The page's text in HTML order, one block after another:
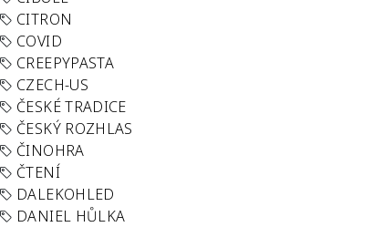
CITRON
COVID
CREEPYPASTA
CZECH-US
ČESKÉ TRADICE
ČESKÝ ROZHLAS
ČINOHRA
ČTENÍ
DALEKOHLED
DANIEL HŮLKA